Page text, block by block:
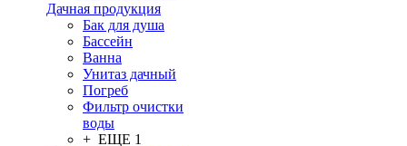
Дачная продукция
Бак для душа
Бассейн
Ванна
Унитаз дачный
Погреб
Фильтр очистки
воды
+ ЕЩЕ 1